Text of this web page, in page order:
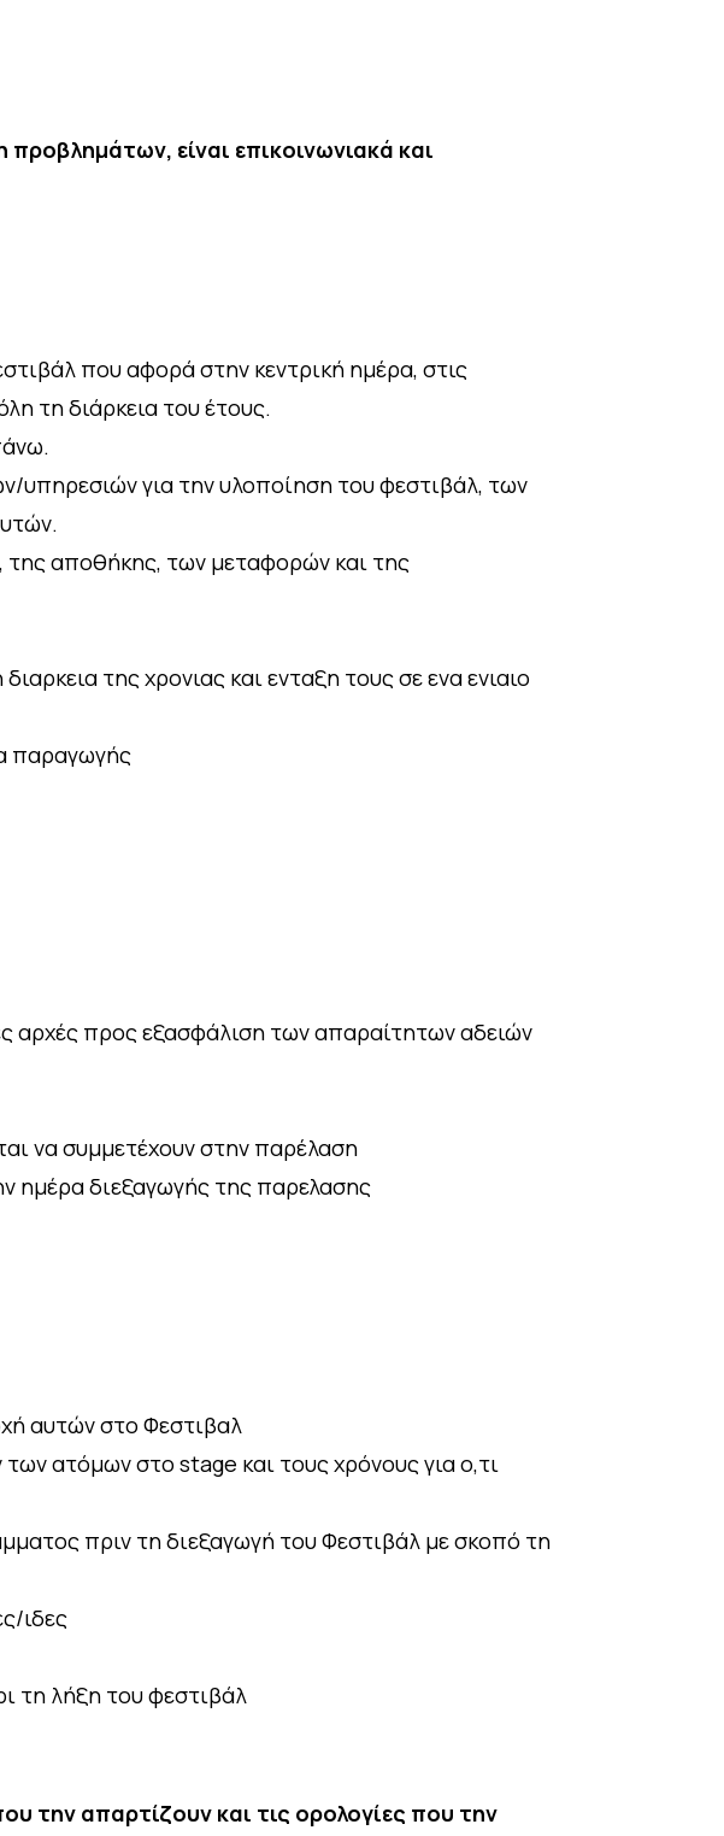
είναι επικοινωνιακά και
που αφορά στην κεντρική ημέρα, στις
τη διάρκεια του έτους.
υπηρεσιών για την υλοποίηση του φεστιβάλ, των
της αποθήκης, των μεταφορών και της
της χρονιας και ενταξη τους σε ενα ενιαιο
παραγωγής
αρχές προς εξασφάλιση των απαραίτητων αδειών
να συμμετέχουν στην παρέλαση
ημέρα διεξαγωγής της παρελασης
αυτών στο Φεστιβαλ
ατόμων στο stage και τους χρόνους για ο,τι
πριν τη διεξαγωγή του Φεστιβάλ με σκοπό τη
ιδες
τη λήξη του φεστιβάλ
την απαρτίζουν και τις ορολογίες που την